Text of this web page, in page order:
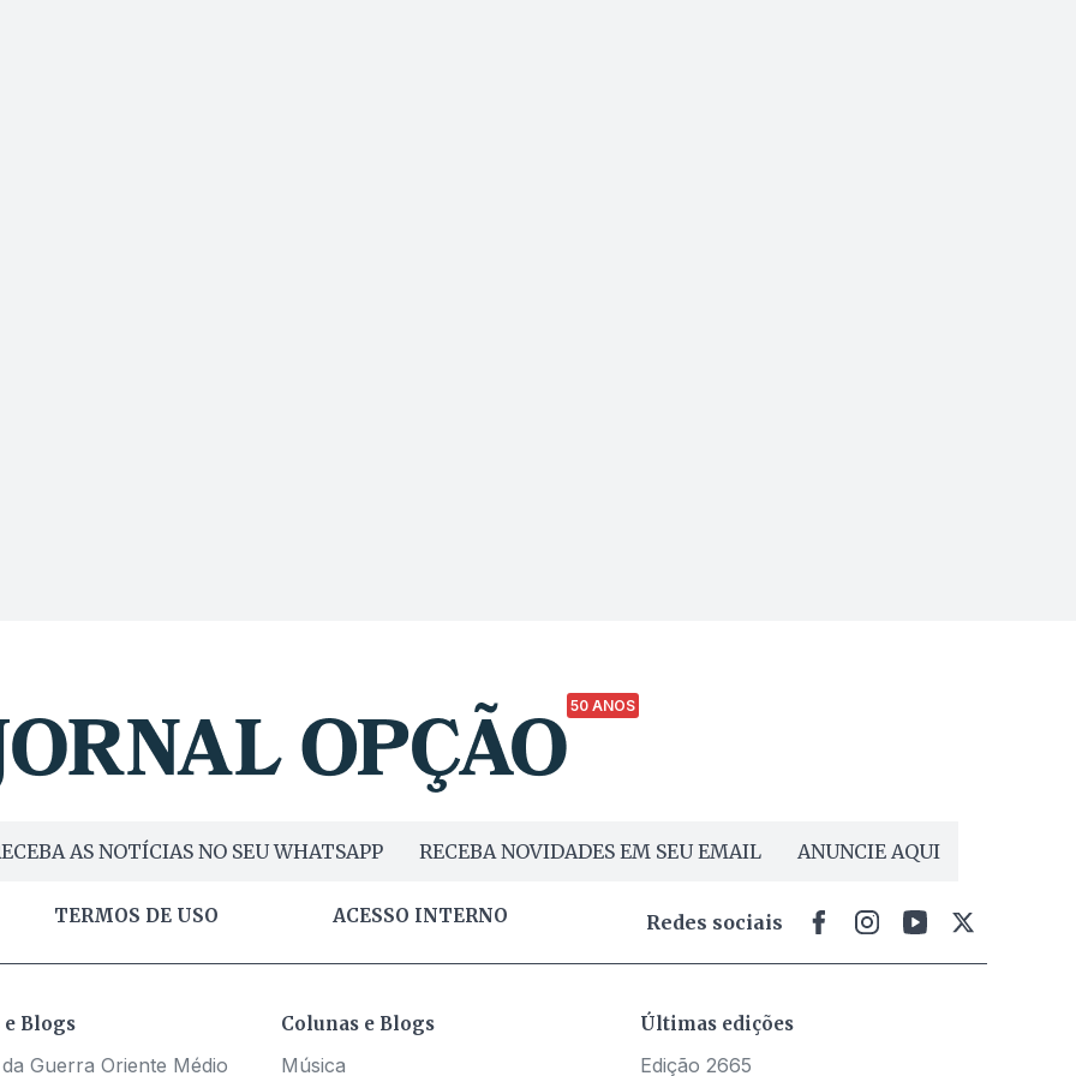
50 ANOS
AS NOTÍCIAS NO SEU WHATSAPP RECEBA NOVIDADES EM SEU EMAIL ANUNCIE AQUI
TERMOS DE USO ACESSO INTERNO Redes sociais
e Blogs
Guerra Oriente Médio
Colunas e Blogs
Música
Últimas edições
Edição 2665